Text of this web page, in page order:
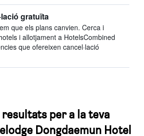
gratuïta
que els plans canvien. Cerca i
i allotjament a HotelsCombined
que ofereixen cancel·lació
per a la teva
Dongdaemun Hotel